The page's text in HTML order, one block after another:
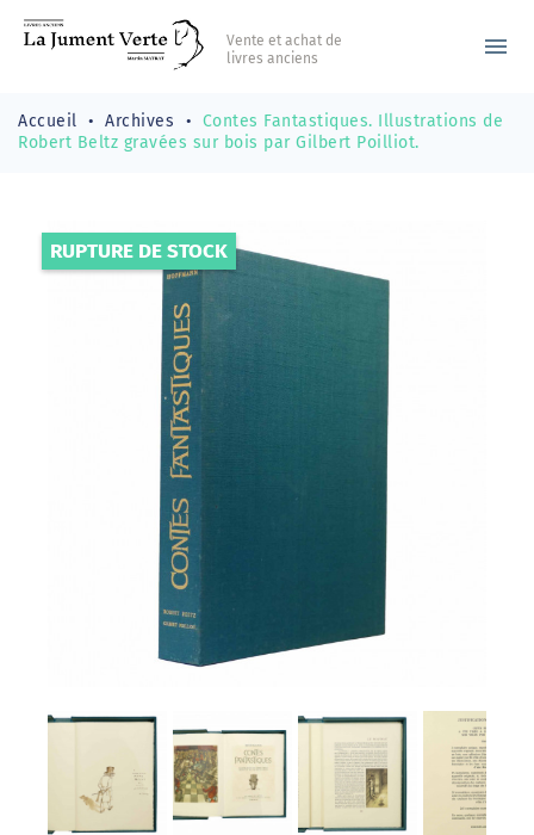
Vente et achat de
livres anciens
menu
Accueil Archives
Contes Fantastiques. Illustrations de
Robert Beltz gravées sur bois par Gilbert Poilliot.
RUPTURE DE STOCK